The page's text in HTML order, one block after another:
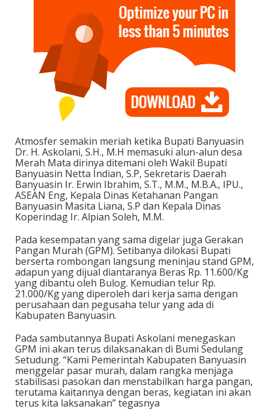
Atmosfer semakin meriah ketika Bupati Banyuasin
Dr. H. Askolani, S.H., M.H memasuki alun-alun desa
Merah Mata dirinya ditemani oleh Wakil Bupati
Banyuasin Netta Indian, S.P, Sekretaris Daerah
Banyuasin Ir. Erwin Ibrahim, S.T., M.M., M.B.A., IPU.,
ASEAN Eng, Kepala Dinas Ketahanan Pangan
Banyuasin Masita Liana, S.P dan Kepala Dinas
Koperindag Ir. Alpian Soleh, M.M.
Pada kesempatan yang sama digelar juga Gerakan
Pangan Murah (GPM). Setibanya dilokasi Bupati
berserta rombongan langsung meninjau stand GPM,
adapun yang dijual diantaranya Beras Rp. 11.600/Kg
yang dibantu oleh Bulog. Kemudian telur Rp.
21.000/Kg yang diperoleh dari kerja sama dengan
perusahaan dan pegusaha telur yang ada di
Kabupaten Banyuasin.
Pada sambutannya Bupati Askolani menegaskan
GPM ini akan terus dilaksanakan di Bumi Sedulang
Setudung. “Kami Pemerintah Kabupaten Banyuasin
menggelar pasar murah, dalam rangka menjaga
stabilisasi pasokan dan menstabilkan harga pangan,
terutama kaitannya dengan beras, kegiatan ini akan
terus kita laksanakan” tegasnya